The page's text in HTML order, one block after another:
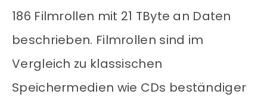
186 Filmrollen mit 21 TByte an Daten
beschrieben. Filmrollen sind im
Vergleich zu klassischen
Speichermedien wie CDs beständiger